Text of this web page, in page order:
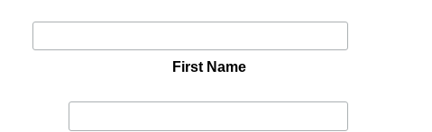
First Name